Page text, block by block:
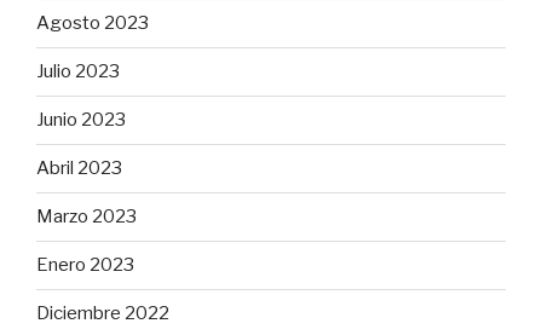
Agosto 2023
Julio 2023
Junio 2023
Abril 2023
Marzo 2023
Enero 2023
Diciembre 2022